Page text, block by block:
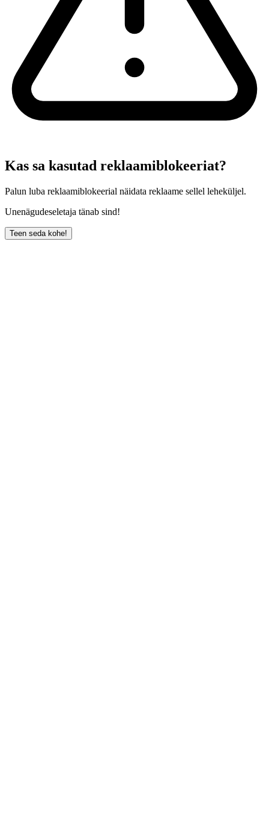
Kas sa kasutad reklaamiblokeeriat?
Palun luba reklaamiblokeerial näidata reklaame sellel leheküljel.
Unenägudeseletaja tänab sind!
Teen seda kohe!